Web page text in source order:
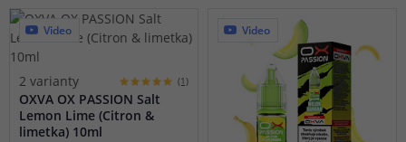
třešní, při výdechu na vás čeká
ledový dovětek v podobě přidané
koolady pro co nejvýraznější
efekt. Tohle je genialita.
nezaměnitelný mix.
Video
2 varianty (1)
OXVA OX PASSION Salt
Lemon Lime (Citron &
limetka) 10ml
Video